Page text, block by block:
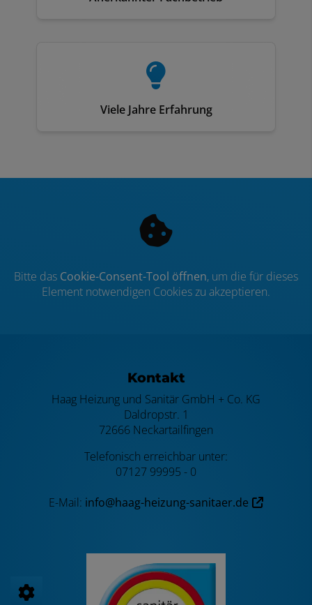
Viele Jahre Erfahrung
Bitte das Cookie-Consent-Tool öffnen, um die für dieses
Element notwendigen Cookies zu akzeptieren.
Footer - Kontaktdaten und
Kontakt
Haag Heizung und Sanitär GmbH + Co. KG
Daldropstr. 1
72666 Neckartailfingen
Telefonisch erreichbar unter:
07127 99995 - 0
E-Mail: info@haag-heizung-sanitaer.de